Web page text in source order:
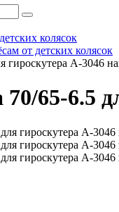
колясок
от детских колясок
A-3046
65-6.5